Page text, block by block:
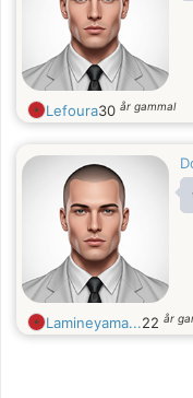
Lefoura30 år gammal
Lamineyama...22 år